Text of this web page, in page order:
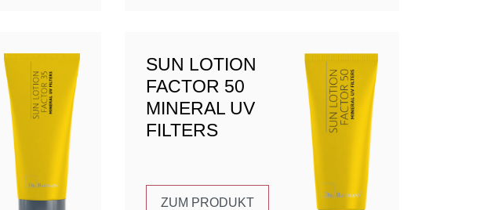
SUN LOTION
FACTOR 50
MINERAL UV
FILTERS
ZUM PRODUKT